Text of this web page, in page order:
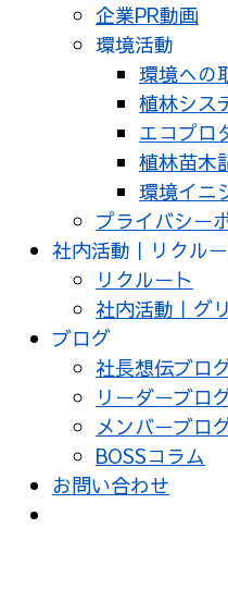
企業PR動画
環境活動
環境への
植林シス
エコプロ
植林苗木
環境イニ
プライバシー
社内活動｜リクル
リクルート
社内活動｜グ
ブログ
社長想伝ブロ
リーダーブロ
メンバーブロ
BOSSコラム
お問い合わせ